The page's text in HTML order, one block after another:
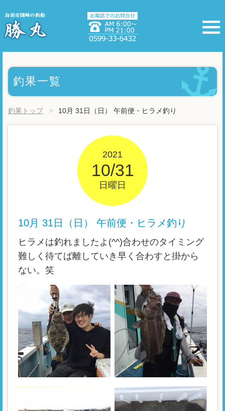
釣果一覧
釣果トップ 10月 31日（日） 午前便・ヒラメ釣り
2021
10/31
日曜日
10月 31日（日） 午前便・ヒラメ釣り
ヒラメは釣れましたよ(^^)合わせのタイミング
難しく待てば離していき早く合わすと掛から
ない。笑